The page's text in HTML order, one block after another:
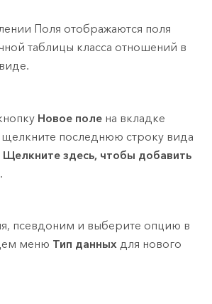
Поля отображаются поля
таблицы класса отношений в
Новое полена вкладке
последнюю строку вида
Щелкните здесь, чтобы добавить
.
псевдоним и выберите опцию в
меню Тип данных для нового